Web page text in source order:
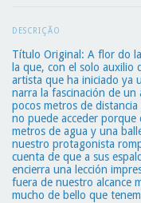
DESCRIÇÃO
Título Original: A flor do
la que, con el solo auxilio
artista que ha iniciado ya
narra la fascinación de
pocos metros de
no puede acceder
metros de agua y una
nuestro protagonista
cuenta de que a sus
encierra una lección
fuera de nuestro alcance
mucho de bello que